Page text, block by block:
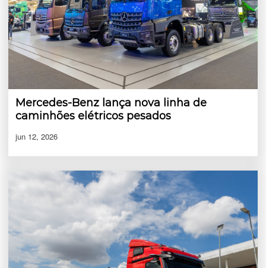
Mercedes-Benz lança nova linha de
caminhões elétricos pesados
jun 12, 2026